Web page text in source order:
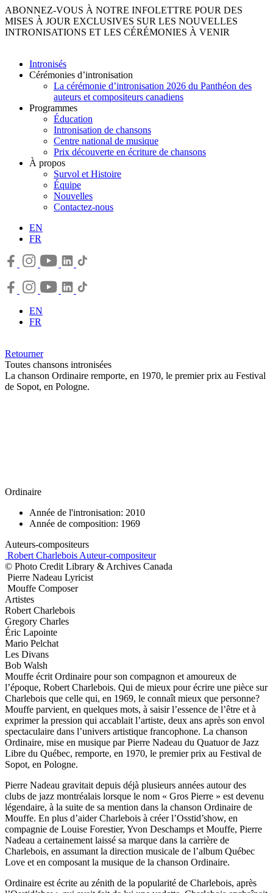
ABONNEZ-VOUS À NOTRE INFOLETTRE POUR DES
MISES À JOUR EXCLUSIVES SUR LES NOUVELLES
INTRONISATIONS ET LES CÉRÉMONIES À VENIR
Intronisés
Cérémonies d’intronisation
La cérémonie d’intronisation 2026 du Panthéon des
auteurs et compositeurs canadiens
Programmes
Éducation
Intronisation de chansons
Centre national de musique
Prix découverte en écriture de chansons
À propos
Survol et Histoire
Équipe
Nouvelles
Contactez-nous
EN
FR
EN
FR
Retourner
Toutes chansons intronisées
La chanson Ordinaire remporte, en 1970, le premier prix au Festival
de Sopot, en Pologne.
Ordinaire
Année de l'intronisation: 2010
Année de composition: 1969
Auteurs-compositeurs
Robert Charlebois Auteur-compositeur
© Photo Credit Library & Archives Canada
Pierre Nadeau Lyricist
Mouffe Composer
Artistes
Robert Charlebois
Gregory Charles
Éric Lapointe
Mario Pelchat
Les Divans
Bob Walsh
Mouffe écrit Ordinaire pour son compagnon et amoureux de
l’époque, Robert Charlebois. Qui de mieux pour écrire une pièce sur
Charlebois que celle qui, en 1969, le connaît mieux que personne?
Mouffe parvient, en quelques mots, à saisir l’essence de l’être et à
exprimer la pression qui accablait l’artiste, deux ans après son envol
spectaculaire dans l’univers artistique francophone. La chanson
Ordinaire, mise en musique par Pierre Nadeau du Quatuor de Jazz
Libre du Québec, remporte, en 1970, le premier prix au Festival de
Sopot, en Pologne.
Pierre Nadeau gravitait depuis déjà plusieurs années autour des
clubs de jazz montréalais lorsque le nom « Gros Pierre » est devenu
légendaire, à la suite de sa mention dans la chanson Ordinaire de
Mouffe. En plus d’aider Charlebois à créer l’Osstid’show, en
compagnie de Louise Forestier, Yvon Deschamps et Mouffe, Pierre
Nadeau a certainement laissé sa marque dans la carrière de
Charlebois, en assumant la direction musicale de l’album Québec
Love et en composant la musique de la chanson Ordinaire.
Ordinaire est écrite au zénith de la popularité de Charlebois, après